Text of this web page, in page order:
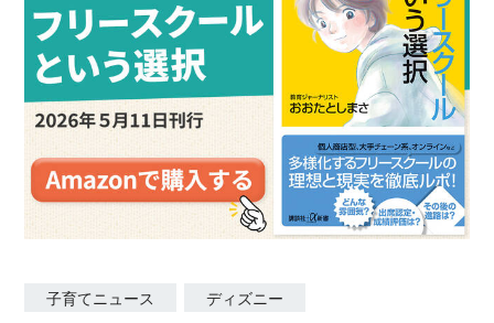
子育てニュース ディズニー